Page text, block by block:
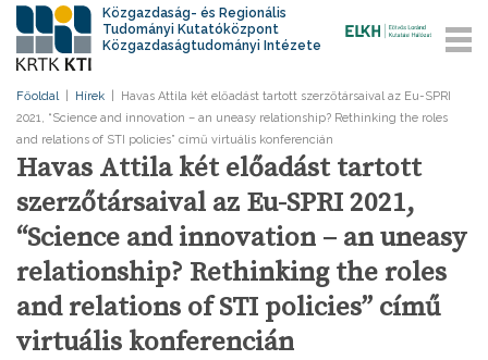
Közgazdaság- és Regionális
Tudományi Kutatóközpont
Közgazdaságtudományi Intézete
Főoldal Hírek
Havas Attila két előadást tartott szerzőtársaival az Eu-SPRI
2021, “Science and innovation – an uneasy relationship? Rethinking the roles
and relations of STI policies” című virtuális konferencián
Havas Attila két előadást tartott
szerzőtársaival az Eu-SPRI 2021,
“Science and innovation – an uneasy
relationship? Rethinking the roles
and relations of STI policies” című
virtuális konferencián